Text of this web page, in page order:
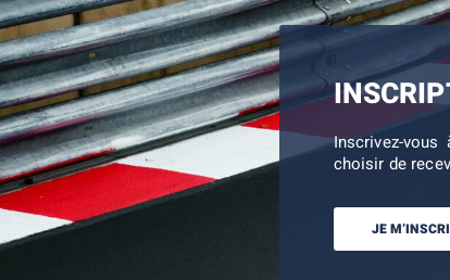
Inscrivez-
choisir de
JE